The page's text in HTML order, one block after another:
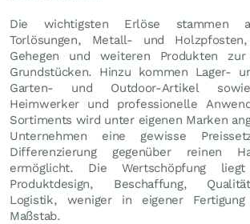
Die wichtigsten Erlöse stammen
Torlösungen, Metall- und Holzpfosten,
Gehegen und weiteren Produkten
Grundstücken. Hinzu kommen Lager-
Garten- und Outdoor-Artikel
Heimwerker und professionelle
Sortiments wird unter eigenen Marken
Unternehmen eine gewisse
Differenzierung gegenüber reinen
ermöglicht. Die Wertschöpfung
Produktdesign, Beschaffung,
Logistik, weniger in eigener
Maßstab.